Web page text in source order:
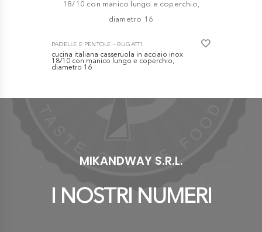
PADELLE E PENTOLE - BUGATTI
cucina italiana casseruola in acciaio inox
18/10 con manico lungo e coperchio,
diametro 16
MIKANDWAY S.R.L.
I NOSTRI NUMERI